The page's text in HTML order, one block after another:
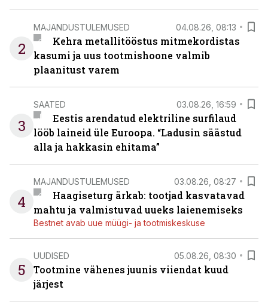
2
MAJANDUSTULEMUSED 04.08.26, 08:13
Kehra metallitööstus mitmekordistas
kasumi ja uus tootmishoone valmib
plaanitust varem
3
SAATED 03.08.26, 16:59
Eestis arendatud elektriline surfilaud
lööb laineid üle Euroopa. “Ladusin säästud
alla ja hakkasin ehitama”
4
MAJANDUSTULEMUSED 03.08.26, 08:27
Haagiseturg ärkab: tootjad kasvatavad
mahtu ja valmistuvad uueks laienemiseks
Bestnet avab uue müügi- ja tootmiskeskuse
5
UUDISED 05.08.26, 08:30
Tootmine vähenes juunis viiendat kuud
järjest